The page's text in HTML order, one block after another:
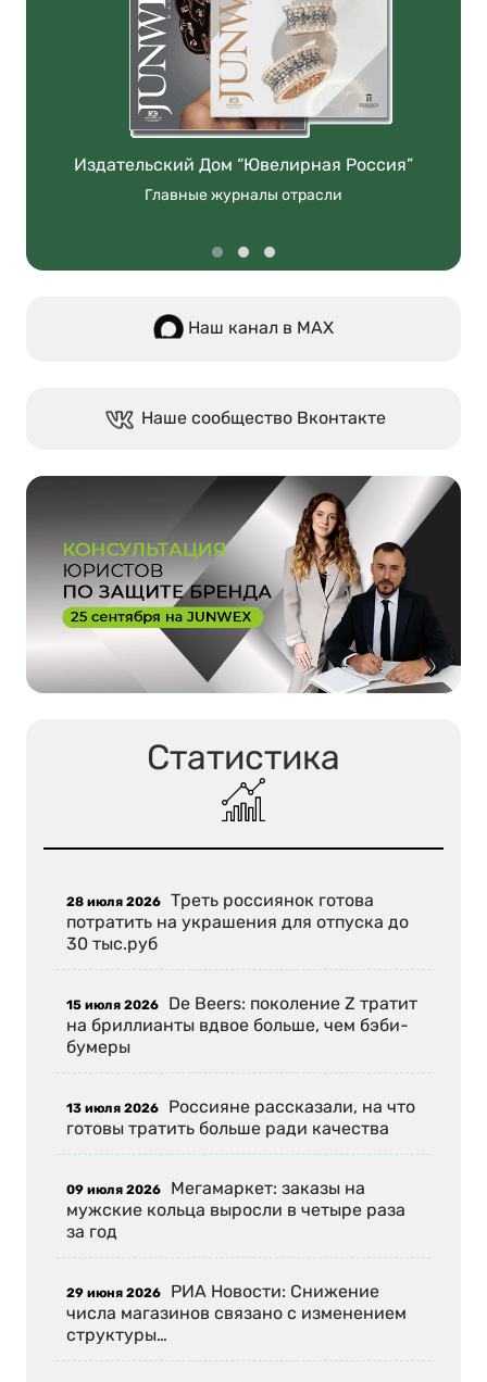
Издательский Дом “Ювелирная Россия”
Главные журналы отрасли
Наш канал в МАХ
Наше сообщество Вконтакте
Статистика
28 июля 2026 Треть россиянок готова
потратить на украшения для отпуска до
30 тыс.руб
15 июля 2026 De Beers: поколение Z тратит
на бриллианты вдвое больше, чем бэби-
бумеры
13 июля 2026 Россияне рассказали, на что
готовы тратить больше ради качества
09 июля 2026 Мегамаркет: заказы на
мужские кольца выросли в четыре раза
за год
29 июня 2026 РИА Новости: Снижение
числа магазинов связано с изменением
структуры…